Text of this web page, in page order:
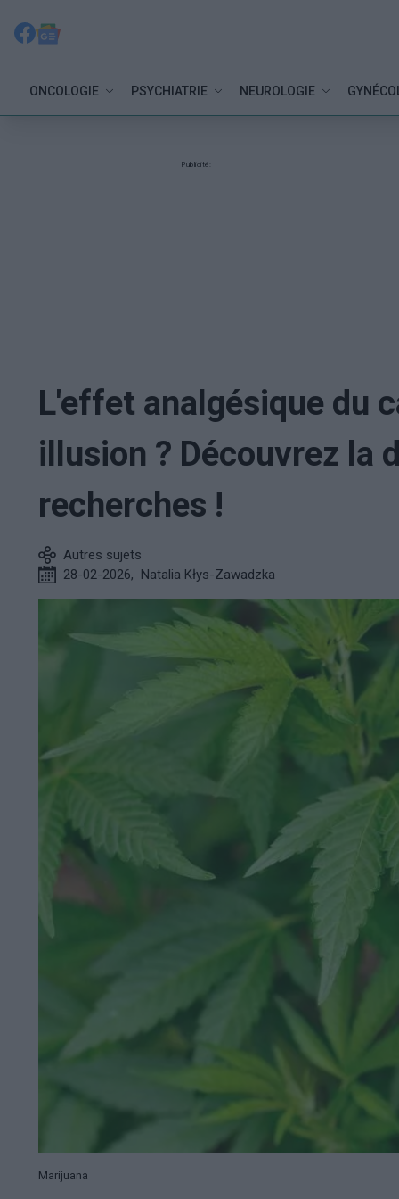
ONCOLOGIE PSYCHIATRIE NEUROLOGIE
Publicité:
L'effet analgésique du
illusion ? Découvrez la
recherches !
Autres sujets
28-02-2026, Natalia Kłys-Zawadzka
Marijuana